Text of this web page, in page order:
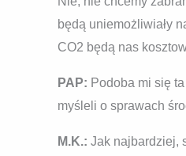
będą uniemożliwiały
CO2 będą nas
PAP: Podoba mi się
myśleli o sprawach
M.K.: Jak najbardziej,